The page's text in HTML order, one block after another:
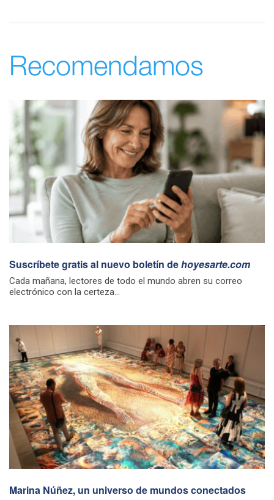
Recomendamos
Suscríbete gratis al nuevo boletín dehoyesarte.com
Cada mañana, lectores de todo el mundo abren su correo
electrónico con la certeza...
Marina Núñez, un universo de mundos conectados